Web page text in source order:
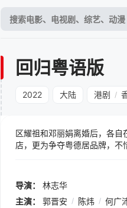
回归粤语版
2022 大陆 港剧 /
区耀祖和邓丽娟离婚后，各
店，更为争夺粤德居品牌，
廿五年来的起起跌跌，明白
导演：
林志华
主演：
郭晋安 / 陈炜 / 何广